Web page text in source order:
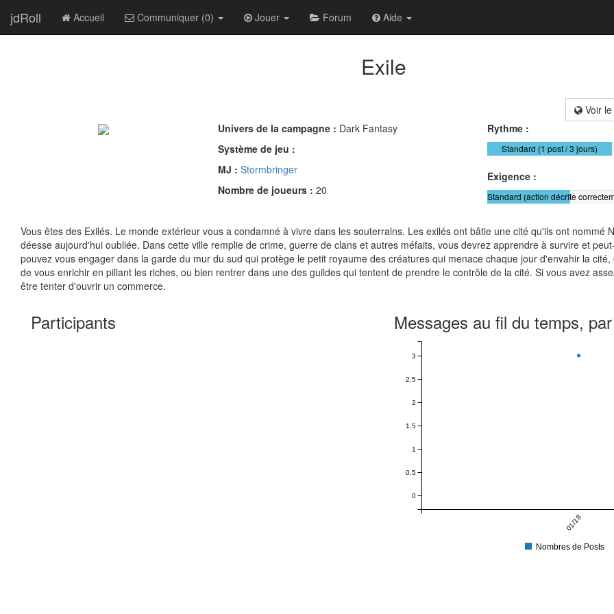
jdRoll Accueil Communiquer (0) Jouer Forum Aide
Exile
Voir
Univers de la campagne : Dark Fantasy
Système de jeu :
MJ : Stormbringer
Nombre de joueurs : 20
Rythme :
Standard (1 post / 3 jours)
Exigence :
Standard (action décrite
Vous êtes des Exilés. Le monde extérieur vous a condamné à vivre dans les souterrains. Les exilés ont bâtie une cité qu'ils ont nommé
déesse aujourd'hui oubliée. Dans cette ville remplie de crime, guerre de clans et autres méfaits, vous devrez apprendre à survire et
pouvez vous engager dans la garde du mur du sud qui protège le petit royaume des créatures qui menace chaque jour d'envahir la
de vous enrichir en pillant les riches, ou bien rentrer dans une des guildes qui tentent de prendre le contrôle de la cité. Si vous avez
être tenter d'ouvrir un commerce.
Participants Messages au fil du temps,
01/18
0
0.5
1
1.5
2
2.5
3
Nombres de Posts